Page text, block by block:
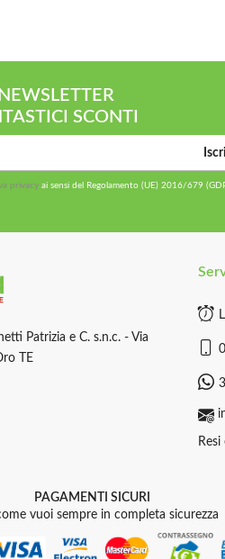
SCONTI
privacy ai sensi del Regolamento (UE) 2016/679
Patrizia e C. s.n.c. - Via
TE
PAGAMENTI SICURI
vuoi sempre in completa sicurezza